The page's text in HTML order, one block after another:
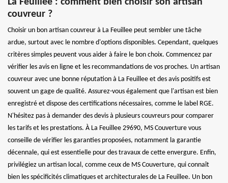
La Feuillee : comment bien choisir son artisan
couvreur ?
Choisir un bon artisan couvreur à La Feuillee peut sembler une tâche
ardue, surtout avec le nombre d'options disponibles. Cependant, quelques
critères simples peuvent vous aider à faire le bon choix. Commencez par
vérifier les avis en ligne et les recommandations de vos proches. Un artisan
couvreur avec une bonne réputation à La Feuillee et des avis positifs est
souvent un gage de qualité. Assurez-vous également que l'artisan est bien
enregistré et dispose des certifications nécessaires, comme le label RGE.
N'hésitez pas à demander des devis à plusieurs couvreurs pour comparer
les tarifs et les prestations. À La Feuillee 29690, MS Couverture vous
conseille de vérifier les garanties proposées, notamment la garantie
décennale, qui est essentielle pour des travaux de cette envergure. Enfin,
privilégiez un artisan local, comme ceux de MS Couverture, qui connaît
bien les spécificités climatiques et architecturales de La Feuillee. Un bon